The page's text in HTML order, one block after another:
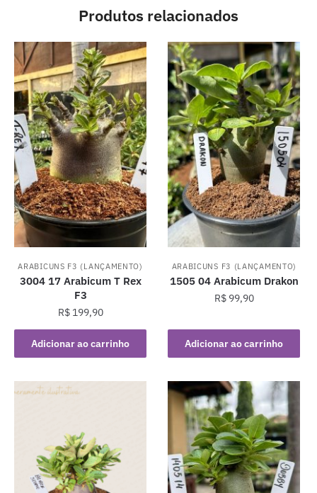
Produtos relacionados
ARABICUNS F3 (LANÇAMENTO)
3004 17 Arabicum T Rex
F3
R$199,90
Adicionar ao carrinho
ARABICUNS F3 (LANÇAMENTO)
1505 04 Arabicum Drakon
R$99,90
Adicionar ao carrinho